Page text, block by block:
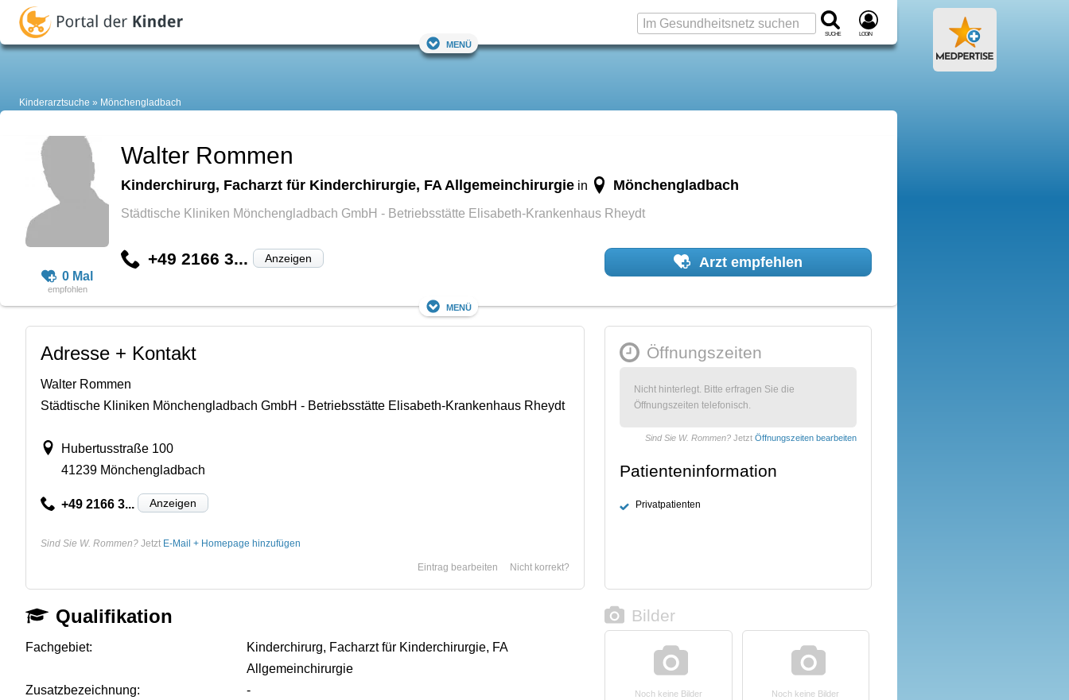
Suche Login
Menü
Kinderarztsuche Mönchengladbach
0 Mal
Walter Rommen
Kinderchirurg, Facharzt für Kinderchirurgie, FA Allgemeinchirurgie in Mönchengladbach
Städtische Kliniken Mönchengladbach GmbH - Betriebsstätte Elisabeth-Krankenhaus Rheydt
+49 2166 3... Anzeigen Arzt empfehlen
Menü
Adresse + Kontakt
Walter Rommen
Städtische Kliniken Mönchengladbach GmbH - Betriebsstätte Elisabeth-Krankenhaus Rheydt
Hubertusstraße 100
41239 Mönchengladbach
+49 2166 3... Anzeigen
Sind Sie W. Rommen? Jetzt E-Mail + Homepage hinzufügen
Nicht korrekt?
Eintrag bearbeiten
Öffnungszeiten
Nicht hinterlegt. Bitte erfragen Sie die
Öffnungszeiten telefonisch.
Sind Sie W. Rommen? Jetzt Öffnungszeiten bearbeiten
Patienteninformation
Privatpatienten
Qualifikation
Fachgebiet:
Kinderchirurg, Facharzt für Kinderchirurgie, FA
Allgemeinchirurgie
Zusatzbezeichnung:
-
Bilder
Noch keine Bilder Noch keine Bilder